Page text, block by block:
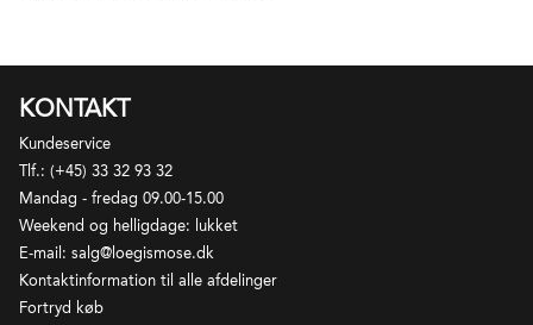
KONTAKT
Kundeservice
Tlf.: (+45) 33 32 93 32
Mandag - fredag 09.00-15.00
Weekend og helligdage: lukket
E-mail: salg@loegismose.dk
Kontaktinformation til alle afdelinger
Fortryd køb